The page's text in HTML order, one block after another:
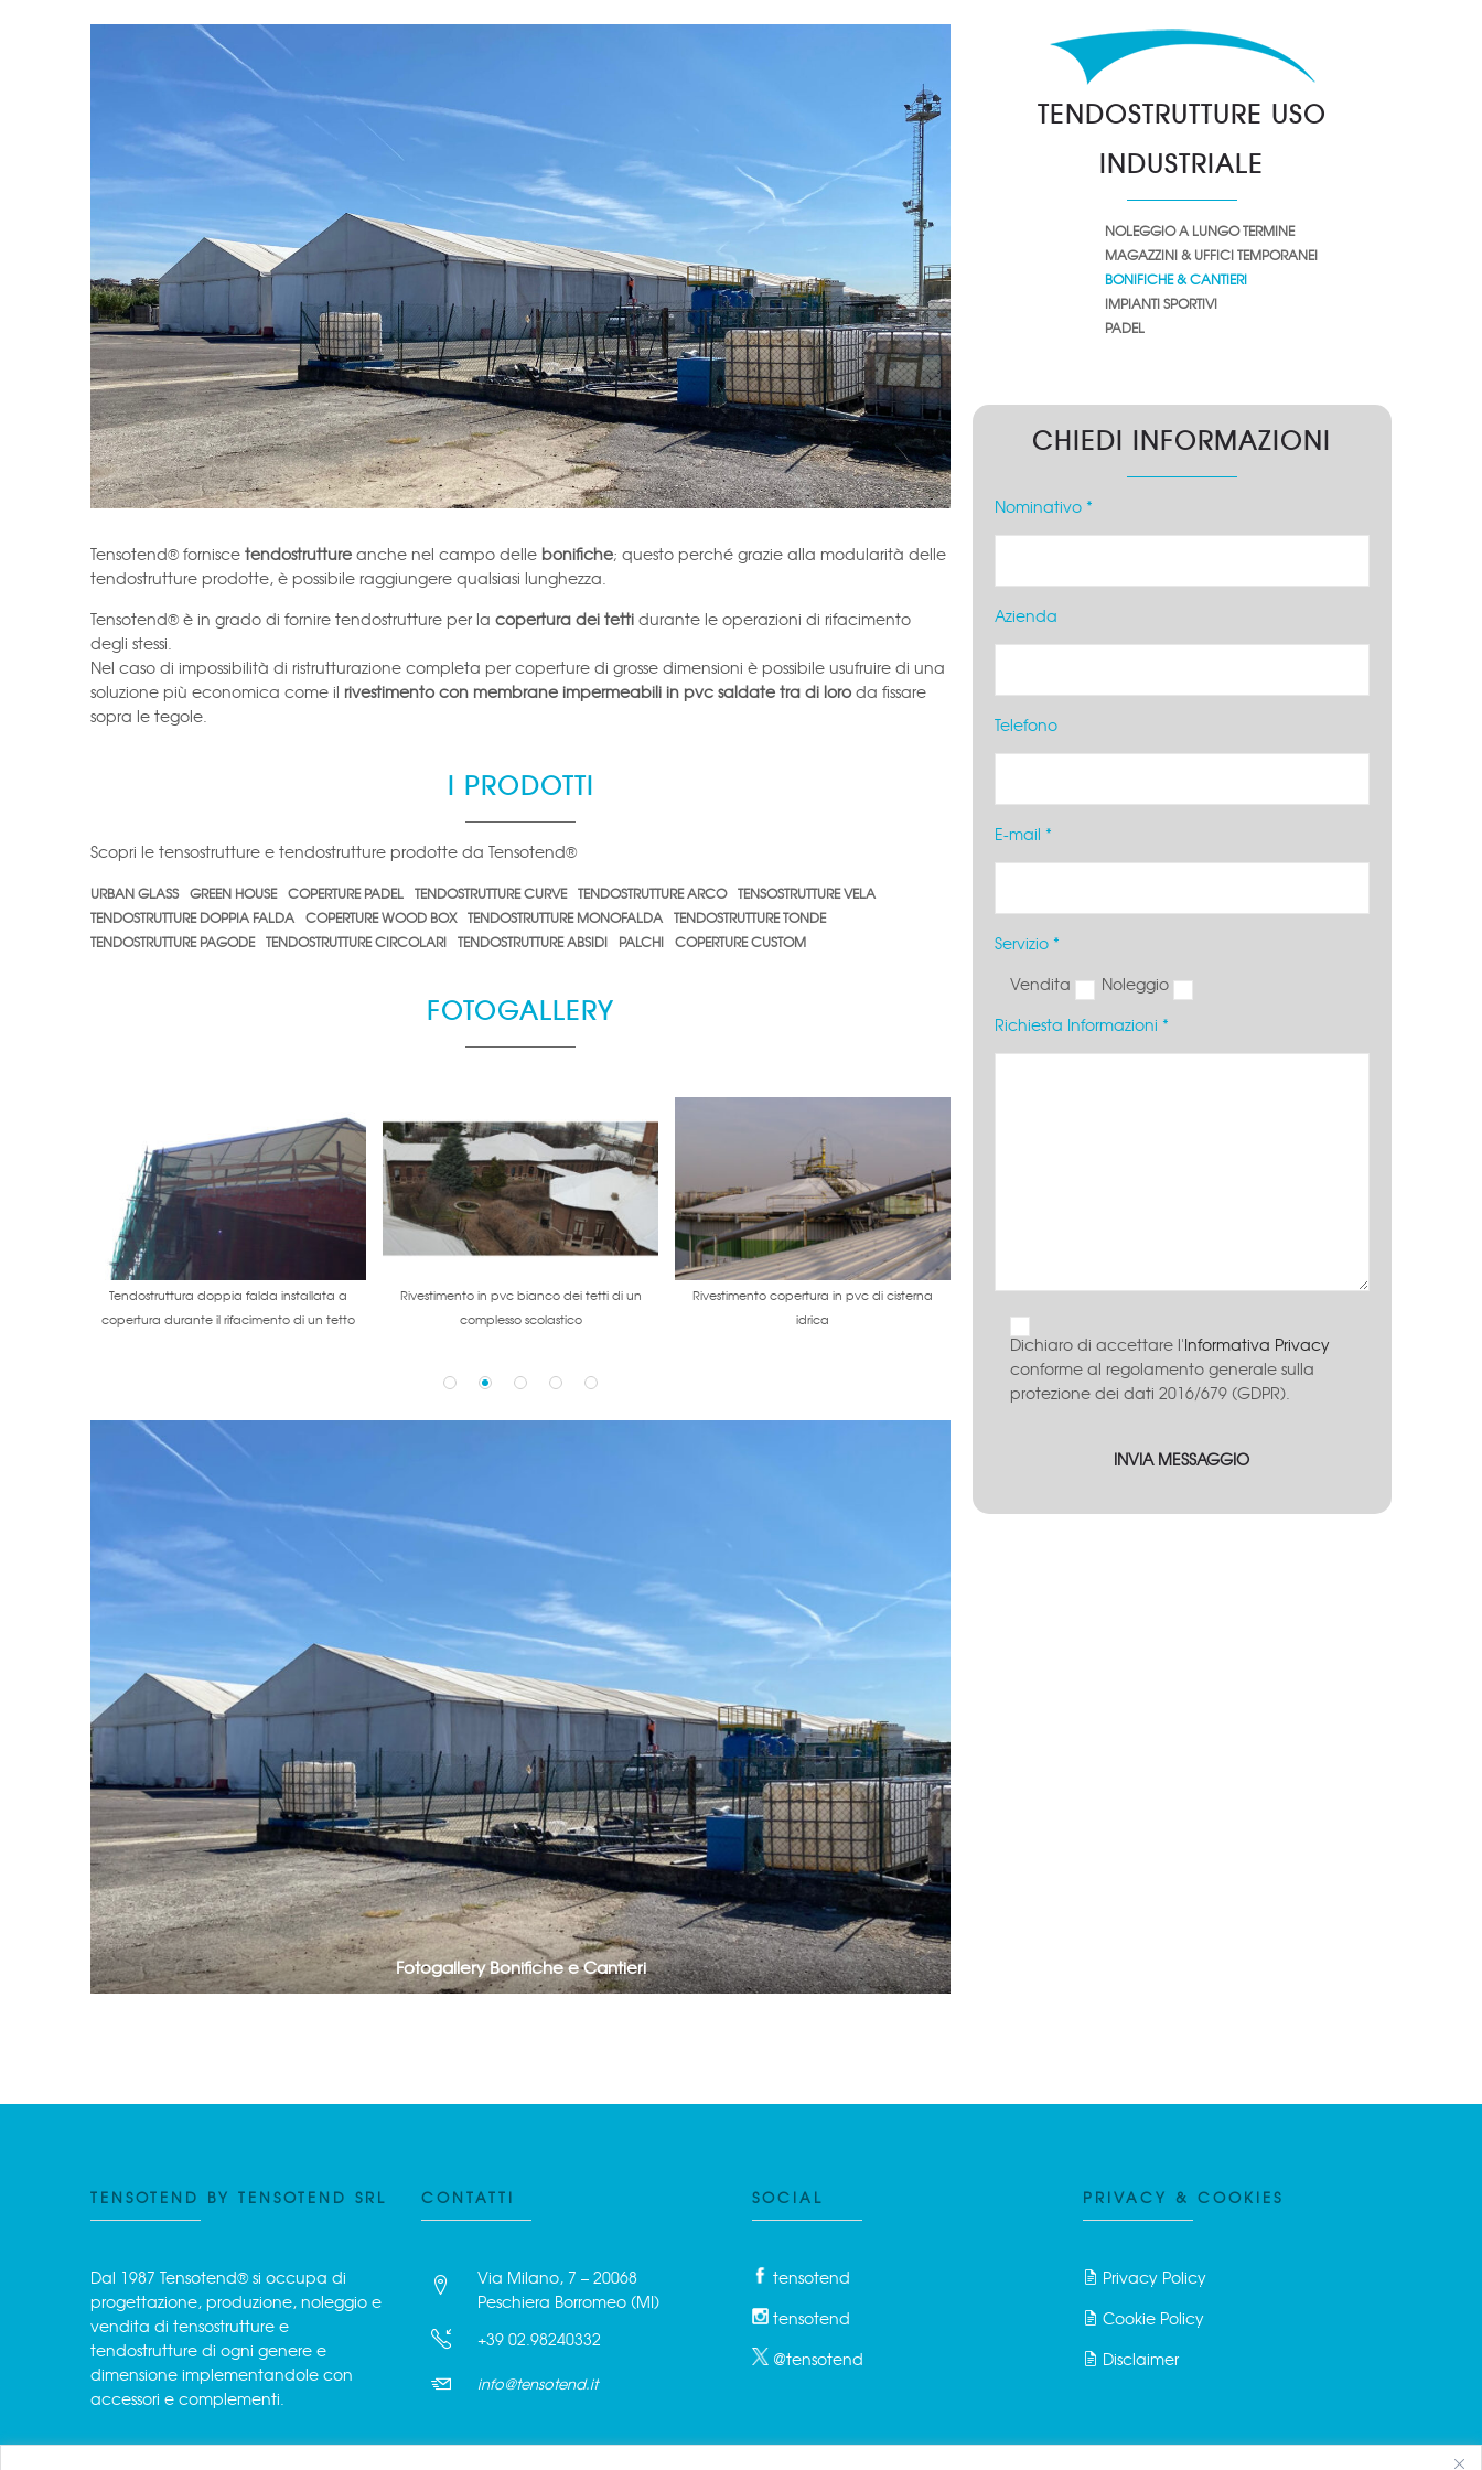
Tensotend® fornisce tendostrutture anche nel campo delle bonifiche; questo perché grazie alla modularità delle
tendostrutture prodotte, è possibile raggiungere qualsiasi lunghezza.
Tensotend® è in grado di fornire tendostrutture per la copertura dei tetti durante le operazioni di rifacimento
degli stessi.
Nel caso di impossibilità di ristrutturazione completa per coperture di grosse dimensioni è possibile usufruire di una
soluzione più economica come il rivestimento con membrane impermeabili in pvc saldate tra di loro da fissare
sopra le tegole.
I PRODOTTI
Scopri le tensostrutture e tendostrutture prodotte da Tensotend®
URBAN GLASS GREEN HOUSE COPERTURE PADEL TENDOSTRUTTURE CURVE TENDOSTRUTTURE ARCO TENSOSTRUTTURE VELA
TENDOSTRUTTURE DOPPIA FALDA COPERTURE WOOD BOX TENDOSTRUTTURE MONOFALDA TENDOSTRUTTURE TONDE
TENDOSTRUTTURE PAGODE TENDOSTRUTTURE CIRCOLARI TENDOSTRUTTURE ABSIDI PALCHI COPERTURE CUSTOM
FOTOGALLERY
Tendostruttura doppia falda installata a
copertura durante il rifacimento di un tetto
Rivestimento in pvc bianco dei tetti di un
complesso scolastico
Rivestimento copertura in pvc di cisterna
idrica
Protezione di un tetto durante i lavori di
Vista interna tendostruttura
Fotogallery Bonifiche e Cantieri
TENDOSTRUTTURE USO
INDUSTRIALE
NOLEGGIO A LUNGO TERMINE
MAGAZZINI & UFFICI TEMPORANEI
BONIFICHE & CANTIERI
IMPIANTI SPORTIVI
PADEL
CHIEDI INFORMAZIONI
Nominativo *
Azienda
Telefono
E-mail *
Servizio *
Vendita
Noleggio
Richiesta Informazioni *
Dichiaro di accettare l'Informativa Privacy
conforme al regolamento generale sulla
protezione dei dati 2016/679 (GDPR).
TENSOTEND BY TENSOTEND SRL
Dal 1987 Tensotend® si occupa di
progettazione, produzione, noleggio e
vendita di tensostrutture e
tendostrutture di ogni genere e
dimensione implementandole con
accessori e complementi.
CONTATTI
Via Milano, 7 – 20068
Peschiera Borromeo (MI)
+39 02.98240332
info@tensotend.it
SOCIAL
tensotend
tensotend
@tensotend
PRIVACY & COOKIES
Privacy Policy
Cookie Policy
Disclaimer